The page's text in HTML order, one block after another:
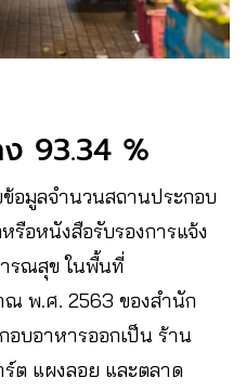
93.34 %
อมูลจำนวนสถานประกอบ
อหนังสือรับรองการแจ้ง
รณสุข ในพื้นที่
พ.ศ. 2563 ของสำนัก
บอาหารออกเป็น ร้าน
ต แผงลอย และตลาด